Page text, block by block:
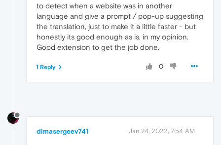
to detect when a website was in another
language and give a prompt / pop-up suggesting
the translation, just to make it a little faster - but
honestly its good enough as is, in my opinion.
Good extension to get the job done.
0
1 Reply
dimasergeev741 Jan 24, 2022, 7:54 AM